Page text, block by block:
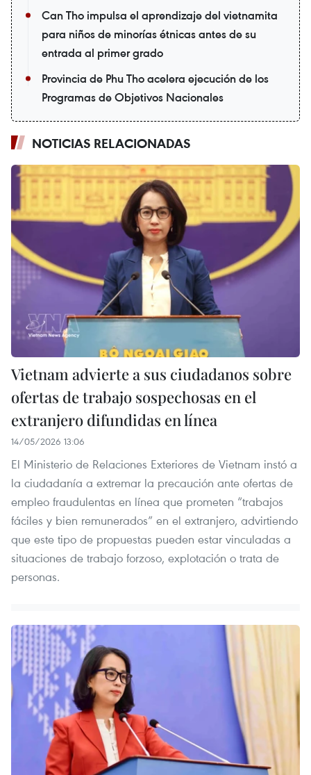
Can Tho impulsa el aprendizaje del vietnamita
para niños de minorías étnicas antes de su
entrada al primer grado
Provincia de Phu Tho acelera ejecución de los
Programas de Objetivos Nacionales
NOTICIAS RELACIONADAS
Vietnam advierte a sus ciudadanos sobre
ofertas de trabajo sospechosas en el
extranjero difundidas en línea
14/05/2026 13:06
El Ministerio de Relaciones Exteriores de Vietnam instó a
la ciudadanía a extremar la precaución ante ofertas de
empleo fraudulentas en línea que prometen “trabajos
fáciles y bien remunerados” en el extranjero, advirtiendo
que este tipo de propuestas pueden estar vinculadas a
situaciones de trabajo forzoso, explotación o trata de
personas.